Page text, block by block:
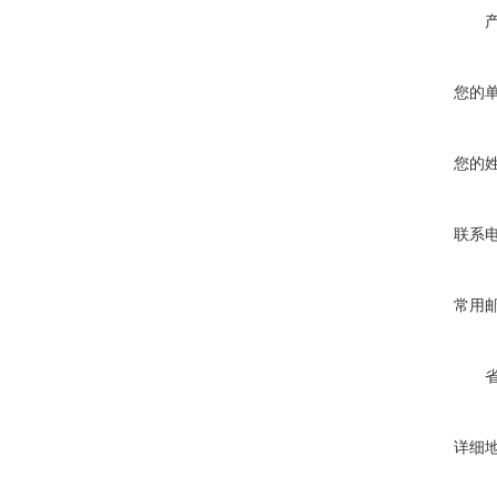
您的
您的
联系
常用
详细